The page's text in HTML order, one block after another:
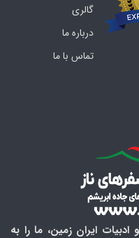
گالری
درباره ما
تماس با ما
ایران زمین، ما را به